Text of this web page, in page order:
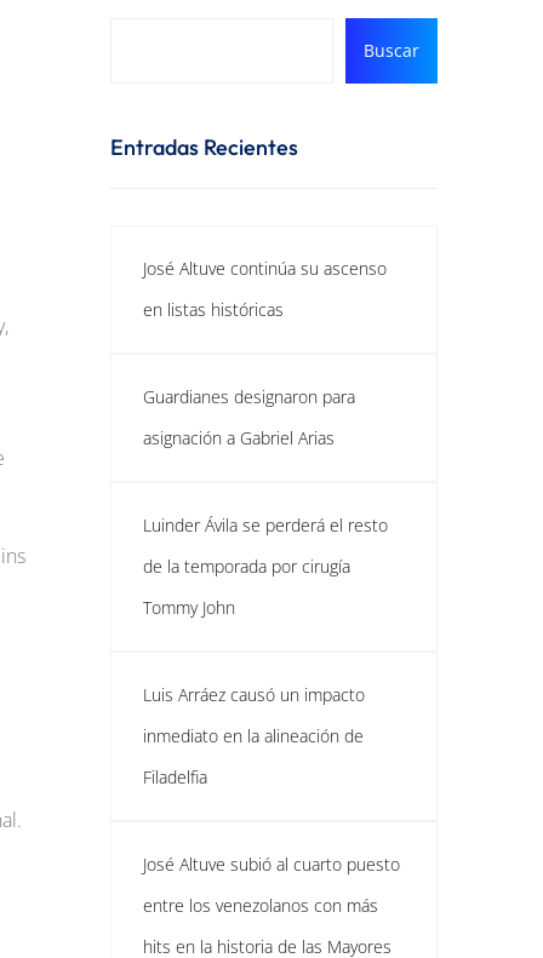
Buscar
Entradas Recientes
José Altuve continúa su ascenso
en listas históricas
Guardianes designaron para
asignación a Gabriel Arias
Luinder Ávila se perderá el resto
de la temporada por cirugía
Tommy John
Luis Arráez causó un impacto
inmediato en la alineación de
Filadelfia
José Altuve subió al cuarto puesto
entre los venezolanos con más
hits en la historia de las Mayores